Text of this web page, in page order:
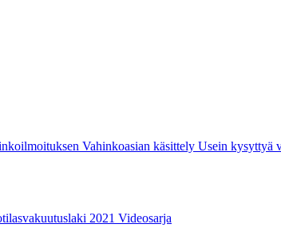
Vahinkoasian käsittely Usein kysyttyä
2021 Videosarja